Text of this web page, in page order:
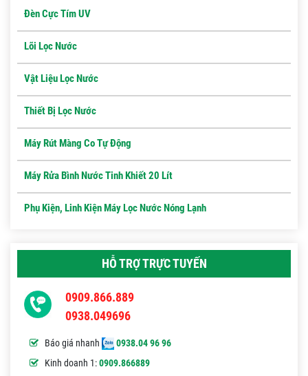
Đèn Cực Tím UV
Lõi Lọc Nước
Vật Liệu Lọc Nước
Thiết Bị Lọc Nước
Máy Rút Màng Co Tự Động
Máy Rửa Bình Nước Tinh Khiết 20 Lít
Phụ Kiện, Linh Kiện Máy Lọc Nước Nóng Lạnh
HỖ TRỢ TRỰC TUYẾN
0909.866.889
0938.049696
Báo giá nhanh
0938.04 96 96
Kinh doanh 1:0909.866889